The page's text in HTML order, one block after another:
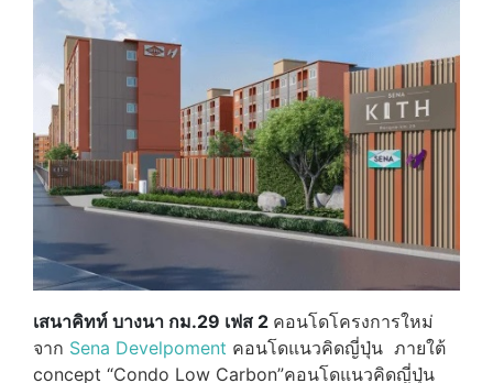
เสนาคิทท์ บางนา กม.29 เฟส 2 คอนโดโครงการใหม่
จาก Sena Develpoment คอนโดแนวคิดญี่ปุ่น ภายใต้
concept “Condo Low Carbon”คอนโดแนวคิดญี่ปุ่น